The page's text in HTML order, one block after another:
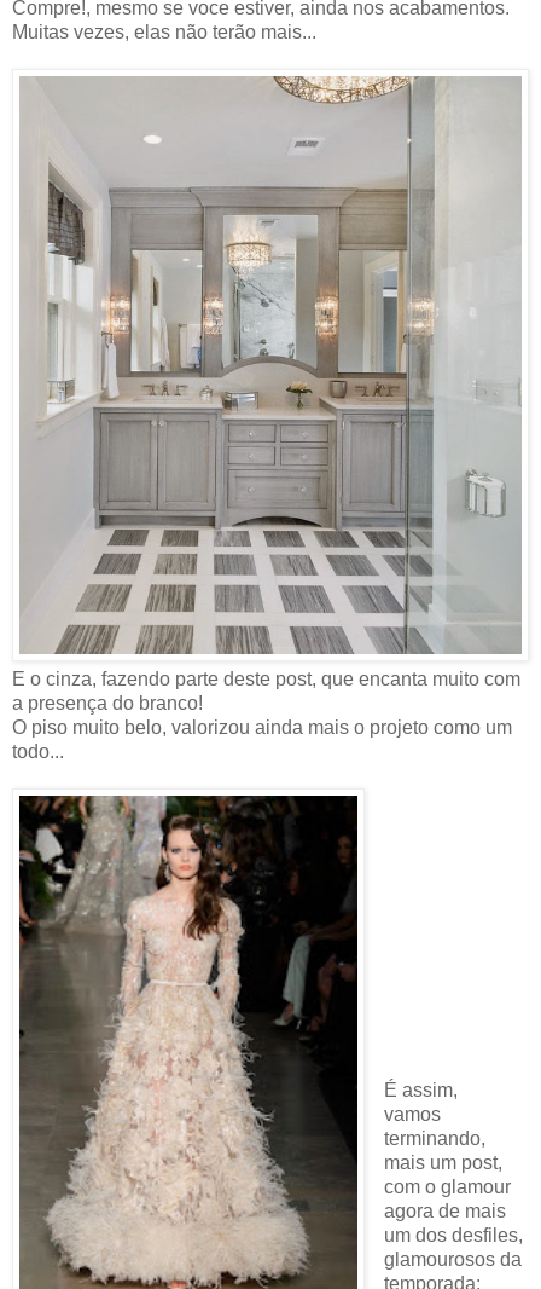
Compre!, mesmo se voce estiver, ainda nos acabamentos.
Muitas vezes, elas não terão mais...
E o cinza, fazendo parte deste post, que encanta muito com
a presença do branco!
O piso muito belo, valorizou ainda mais o projeto como um
todo...
É assim,
vamos
terminando,
mais um post,
com o glamour
agora de mais
um dos desfiles,
glamourosos da
temporada: